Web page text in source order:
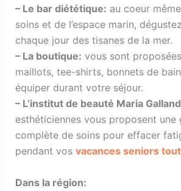
– Le bar diététique: au coeur
soins et de l’espace marin,
chaque jour des tisanes de la mer.
– La boutique: vous sont
maillots, tee-shirts, bonnets de
équiper durant votre séjour.
– L’institut de beauté Maria
esthéticiennes vous proposent une
complète de soins pour effacer
pendant vos vacances seniors
Dans la région: